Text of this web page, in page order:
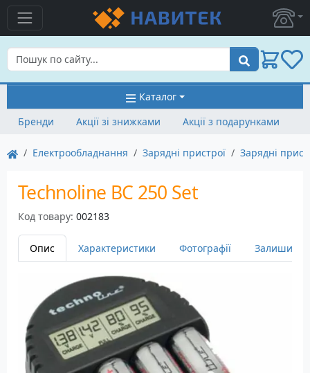
Пошук
Каталог
Бренди
Акції зі знижками Акції з подарунками
Електрообладнання Зарядні пристрої Зарядні
Technoline BC 250 Set
Код товару: 002183
Опис Характеристики Фотографії Залишити